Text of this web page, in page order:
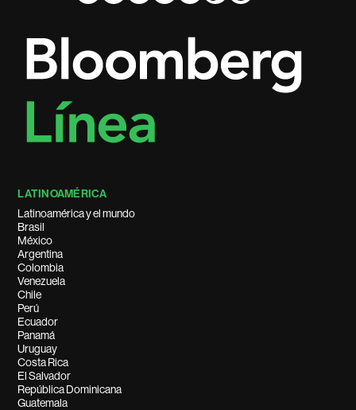
LATINOAMÉRICA
Latinoamérica y el mundo
Brasil
México
Argentina
Colombia
Venezuela
Chile
Perú
Ecuador
Panamá
Uruguay
Costa Rica
El Salvador
República Dominicana
Guatemala